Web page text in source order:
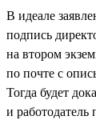
В идеале
подпись
на втором
по почте с
Тогда будет
и